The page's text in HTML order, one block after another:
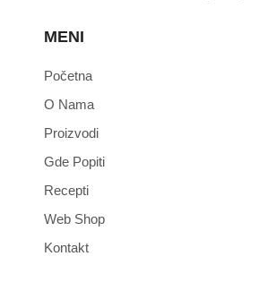
MENI
Početna
O Nama
Proizvodi
Gde Popiti
Recepti
Web Shop
Kontakt